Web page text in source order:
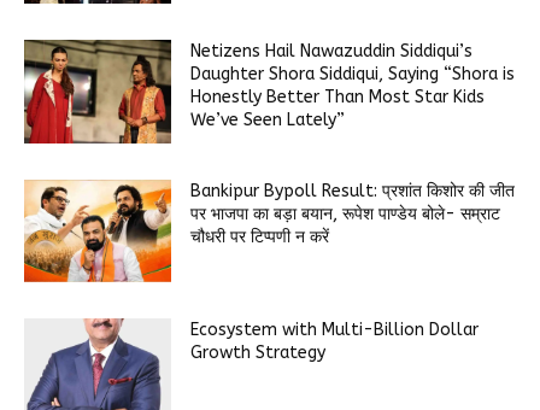
Netizens Hail Nawazuddin Siddiqui’s
Daughter Shora Siddiqui, Saying “Shora is
Honestly Better Than Most Star Kids
We’ve Seen Lately”
Bankipur Bypoll Result: प्रशांत किशोर की जीत
पर भाजपा का बड़ा बयान, रूपेश पाण्डेय बोले- सम्राट
चौधरी पर टिप्पणी न करें
Ecosystem with Multi-Billion Dollar
Growth Strategy